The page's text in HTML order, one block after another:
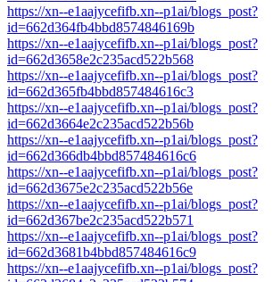
https://xn--e1aajycefifb.xn--p1ai/blogs_post?
id=662d364fb4bbd8574846169b
https://xn--e1aajycefifb.xn--p1ai/blogs_post?
id=662d3658e2c235acd522b568
https://xn--e1aajycefifb.xn--p1ai/blogs_post?
id=662d365fb4bbd857484616c3
https://xn--e1aajycefifb.xn--p1ai/blogs_post?
id=662d3664e2c235acd522b56b
https://xn--e1aajycefifb.xn--p1ai/blogs_post?
id=662d366db4bbd857484616c6
https://xn--e1aajycefifb.xn--p1ai/blogs_post?
id=662d3675e2c235acd522b56e
https://xn--e1aajycefifb.xn--p1ai/blogs_post?
id=662d367be2c235acd522b571
https://xn--e1aajycefifb.xn--p1ai/blogs_post?
id=662d3681b4bbd857484616c9
https://xn--e1aajycefifb.xn--p1ai/blogs_post?